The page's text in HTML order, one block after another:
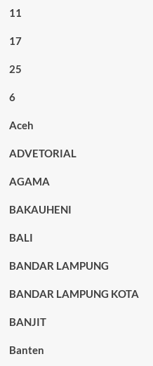
11
17
25
6
Aceh
ADVETORIAL
AGAMA
BAKAUHENI
BALI
BANDAR LAMPUNG
BANDAR LAMPUNG KOTA
BANJIT
Banten